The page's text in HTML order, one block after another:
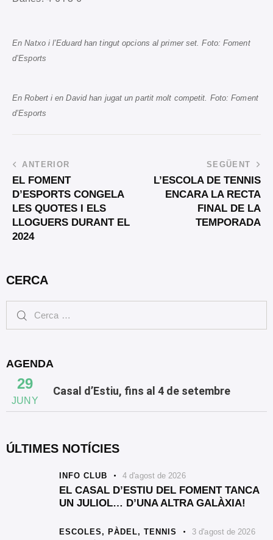
En Natxo i l’Eduard han tingut opcions al primer set. Foto: Foment
d’Esports
En Robert i en David han jugat un partit molt competit. Foto: Foment
d’Esports
ANTERIOR
EL FOMENT
D’ESPORTS CONGELA
LES QUOTES I ELS
LLOGUERS DURANT EL
2024
SEGÜENT
L’ESCOLA DE TENNIS
ENCARA LA RECTA
FINAL DE LA
TEMPORADA
CERCA
AGENDA
29
JUNY
Casal d’Estiu, fins al 4 de setembre
ÚLTIMES NOTÍCIES
INFO CLUB 4 d'agost de 2026
EL CASAL D’ESTIU DEL FOMENT TANCA
UN JULIOL… D’UNA ALTRA GALÀXIA!
ESCOLES, PÀDEL, TENNIS 3 d'agost de 2026